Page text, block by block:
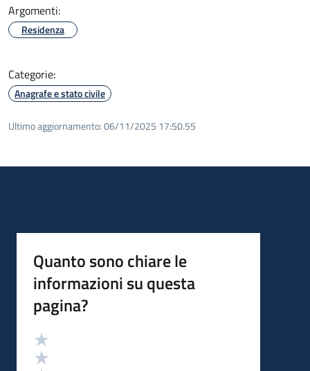
Argomenti:
Residenza
Categorie:
Anagrafe e stato civile
Ultimo aggiornamento:06/11/2025 17:50.55
Quanto sono chiare le
informazioni su questa
pagina?
Valutazione